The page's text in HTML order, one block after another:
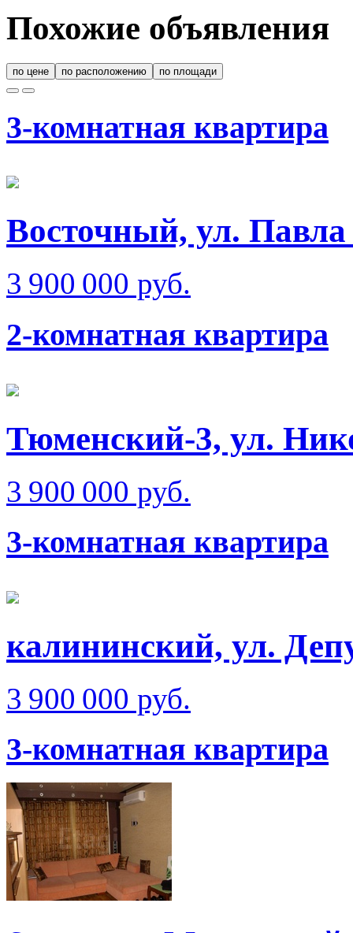
Похожие объявления
по цене по расположению по площади
3-комнатная квартира
Восточный, ул.
3 900 000 руб.
2-комнатная квартира
Тюменский-3, ул.
3 900 000 руб.
3-комнатная квартира
калининский, ул.
3 900 000 руб.
3-комнатная квартира